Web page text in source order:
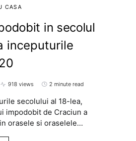
CASA
in secolul
inceputurile
918 views 2 minute read
secolului al 18-lea,
impodobit de Craciun a
orasele si oraselele…